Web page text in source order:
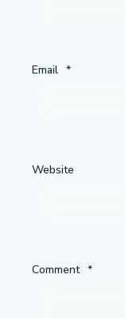
Email *
Website
Comment *